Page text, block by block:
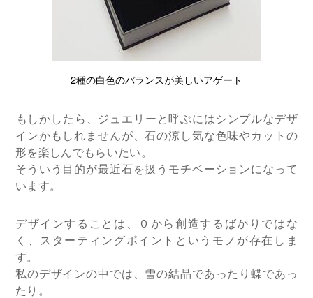
2種の白色のバランスが美しいアゲート
​もしかしたら、ジュエリーと呼ぶにはシンプルなデザ
インかもしれませんが、石の涼し気な色味やカットの
形を楽しんでもらいたい。
そういう目的が最近石を扱うモチベーションになって
います。
デザインすることは、０から創造するばかりではな
く、スターティングポイントというモノが存在しま
す。
私のデザインの中では、雪の結晶であったり蝶であっ
たり。